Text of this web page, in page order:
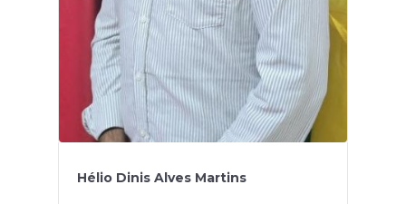
Hélio Dinis Alves Martins